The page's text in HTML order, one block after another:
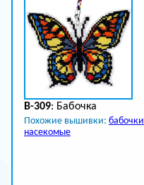
B-309: Бабочка
Похожие вышивки: бабочки
насекомые